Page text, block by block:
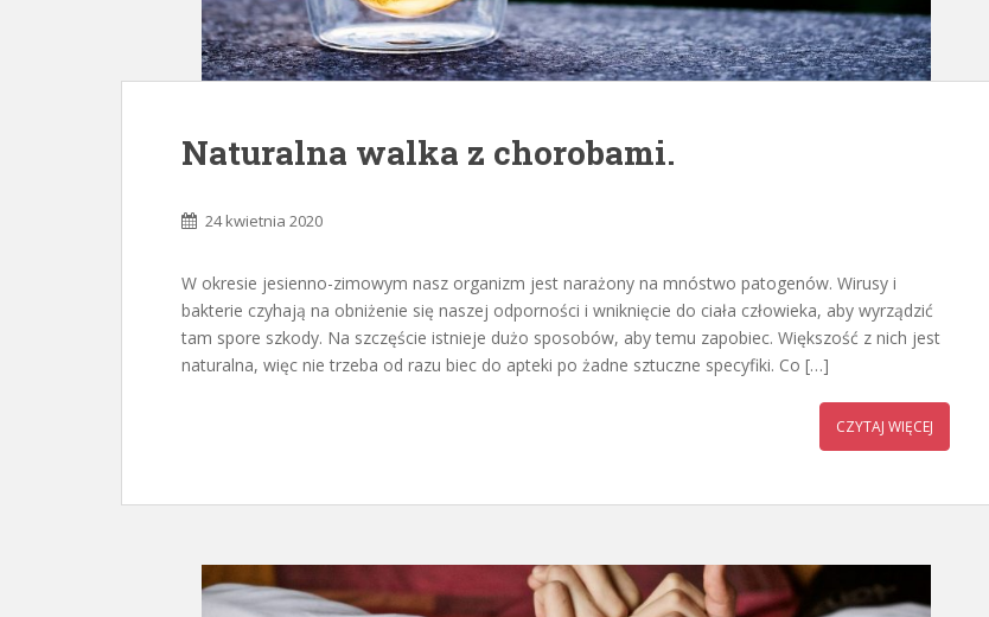
Naturalna walka z chorobami.
24 kwietnia 2020
W okresie jesienno-zimowym nasz organizm jest narażony na mnóstwo patogenów. Wirusy i
bakterie czyhają na obniżenie się naszej odporności i wniknięcie do ciała człowieka, aby wyrządzić
tam spore szkody. Na szczęście istnieje dużo sposobów, aby temu zapobiec. Większość z nich jest
naturalna, więc nie trzeba od razu biec do apteki po żadne sztuczne specyfiki. Co […]
CZYTAJ WIĘCEJ